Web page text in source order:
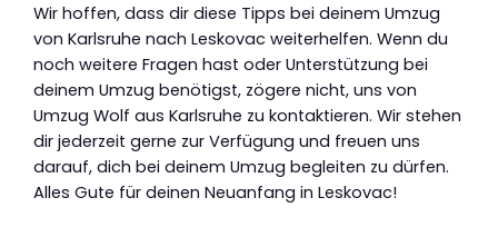
Wir hoffen, dass dir diese Tipps bei deinem Umzug
von Karlsruhe nach Leskovac weiterhelfen. Wenn du
noch weitere Fragen hast oder Unterstützung bei
deinem Umzug benötigst, zögere nicht, uns von
Umzug Wolf aus Karlsruhe zu kontaktieren. Wir stehen
dir jederzeit gerne zur Verfügung und freuen uns
darauf, dich bei deinem Umzug begleiten zu dürfen.
Alles Gute für deinen Neuanfang in Leskovac!